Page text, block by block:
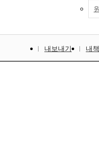
내보내기 내